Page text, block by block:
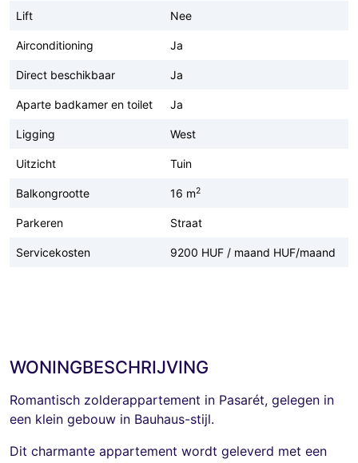
Lift Nee
Airconditioning Ja
Direct beschikbaar Ja
Aparte badkamer en toilet Ja
Ligging West
Uitzicht Tuin
Balkongrootte 16 m2
Parkeren Straat
Servicekosten 9200 HUF / maand HUF/maand
WONINGBESCHRIJVING
Romantisch zolderappartement in Pasarét, gelegen in
een klein gebouw in Bauhaus-stijl.
Dit charmante appartement wordt geleverd met een